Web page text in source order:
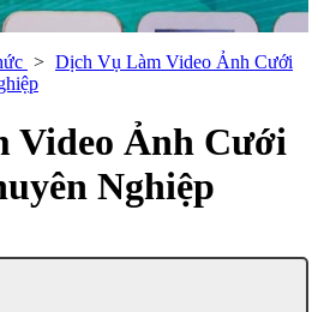
Dịch Vụ Làm Video Ảnh Cưới
Video Ảnh Cưới
Nghiệp